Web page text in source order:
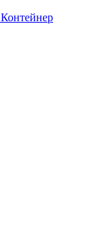
Контейнер